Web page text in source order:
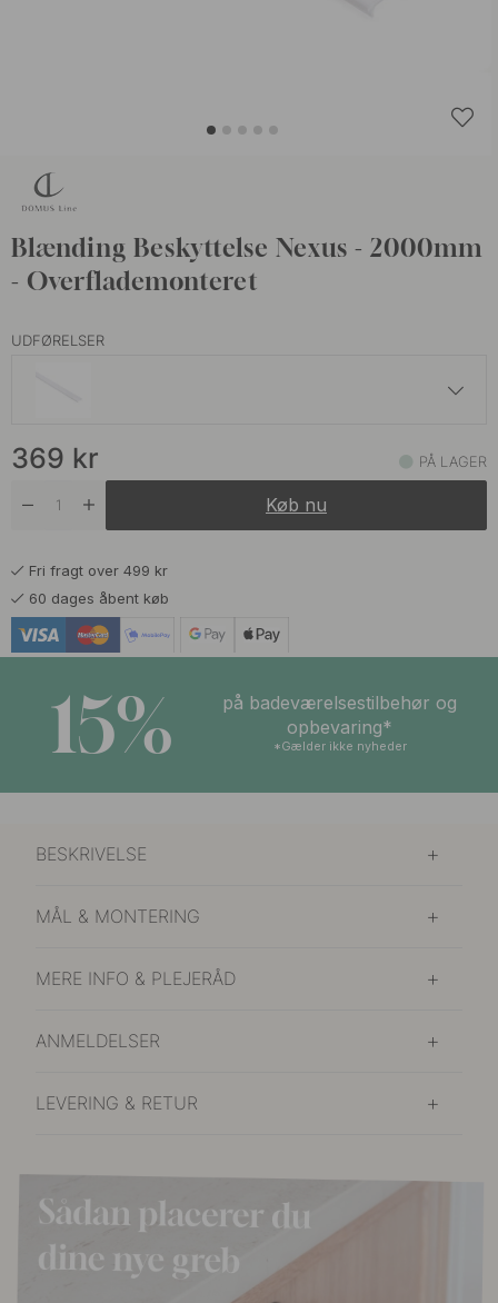
Blænding Beskyttelse Nexus - 2000mm
- Overflademonteret
UDFØRELSER
På lager
369 kr PÅ LAGER
Køb nu
Fri fragt over 499 kr
60 dages åbent køb
15%
på badeværelsestilbehør og
opbevaring*
*Gælder ikke nyheder
BESKRIVELSE
MÅL & MONTERING
MERE INFO & PLEJERÅD
ANMELDELSER
LEVERING & RETUR